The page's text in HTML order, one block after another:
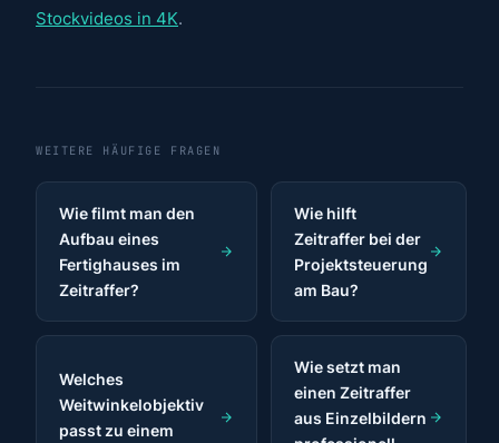
Stockvideos in 4K.
WEITERE HÄUFIGE FRAGEN
Wie filmt man den
Aufbau eines
Fertighauses im
Zeitraffer?
Wie hilft
Zeitraffer bei der
Projektsteuerung
am Bau?
Welches
Weitwinkelobjektiv
passt zu einem
Wie setzt man
einen Zeitraffer
aus Einzelbildern